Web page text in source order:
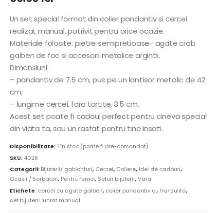
Un set special format din colier pandantiv si cercei
realizat manual, potrivit pentru orice ocazie.
Materiale folosite: pietre semipretioase- agate crab
galben de foc si accesorii metalice argintii.
Dimensiuni:
– pandantiv de 7.5 cm, pus pe un lantisor metalic de 42
cm;
– lungime cercei, fara tortite, 3.5 cm.
Acest set poate fi cadoul perfect pentru cineva special
din viata ta, sau un rasfat pentru tine insati.
Disponibilitate: 1 în stoc (poate fi pre-comandat)
SKU: 4028
Categorii: Bijuterii/ gablonturi, Cercei, Coliere, Idei de cadouri,
Ocazii / Sarbatori, Pentru femei, Seturi bijuterii,Vara
Etichete: cercei cu agate galben, colier pandantiv cu frunzulita,
set bijuterii lucrat manual